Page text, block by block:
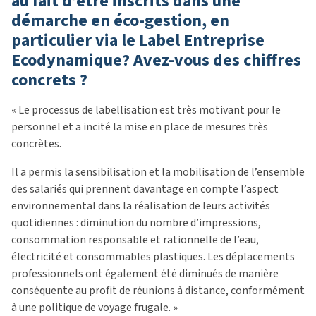
démarche en éco-gestion, en
particulier via le Label Entreprise
Ecodynamique? Avez-vous des chiffres
concrets ?
« Le processus de labellisation est très motivant pour le
personnel et a incité la mise en place de mesures très
concrètes.
Il a permis la sensibilisation et la mobilisation de l’ensemble
des salariés qui prennent davantage en compte l’aspect
environnemental dans la réalisation de leurs activités
quotidiennes : diminution du nombre d’impressions,
consommation responsable et rationnelle de l’eau,
électricité et consommables plastiques. Les déplacements
professionnels ont également été diminués de manière
conséquente au profit de réunions à distance, conformément
à une politique de voyage frugale. »